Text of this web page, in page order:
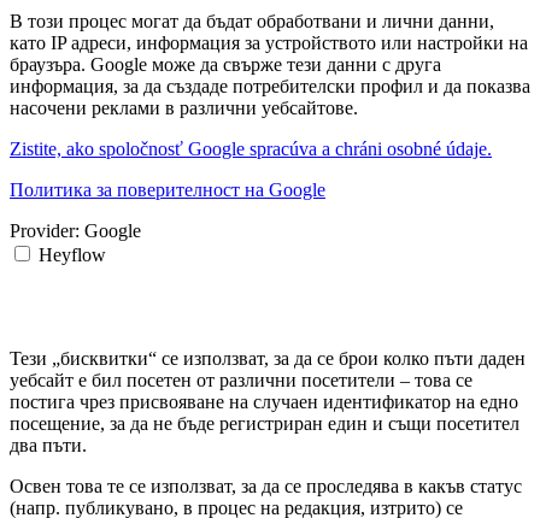
В този процес могат да бъдат обработвани и лични данни,
като IP адреси, информация за устройството или настройки на
браузъра. Google може да свърже тези данни с друга
информация, за да създаде потребителски профил и да показва
насочени реклами в различни уебсайтове.
Zistite, ako spoločnosť Google spracúva a chráni osobné údaje.
Политика за поверителност на Google
Provider: Google
Heyflow
Тези „бисквитки“ се използват, за да се брои колко пъти даден
уебсайт е бил посетен от различни посетители – това се
постига чрез присвояване на случаен идентификатор на едно
посещение, за да не бъде регистриран един и същи посетител
два пъти.
Освен това те се използват, за да се проследява в какъв статус
(напр. публикувано, в процес на редакция, изтрито) се